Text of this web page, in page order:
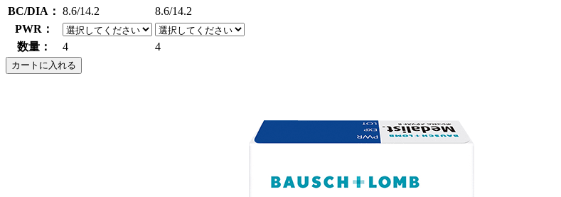
BC/DIA： 8.6/14.2
8.6/14.2
PWR：
数量：
4 4
カートに入れる